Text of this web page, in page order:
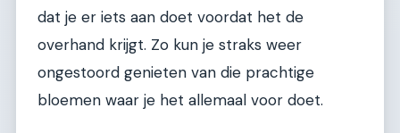
dat je er iets aan doet voordat het de
overhand krijgt. Zo kun je straks weer
ongestoord genieten van die prachtige
bloemen waar je het allemaal voor doet.